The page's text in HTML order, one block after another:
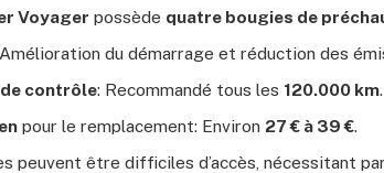
Voyager possède quatre bougies de
du démarrage et réduction des
contrôle: Recommandé tous les 120.000 km.
pour le remplacement: Environ 27 € à 39 €.
peuvent être difficiles d’accès, nécessitant